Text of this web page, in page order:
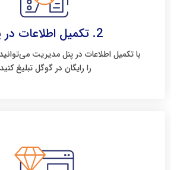
2. تکمیل اطلاعات در پنل
با تکمیل اطلاعات در پنل مدیریت
را رایگان در گوگل تبلیغ